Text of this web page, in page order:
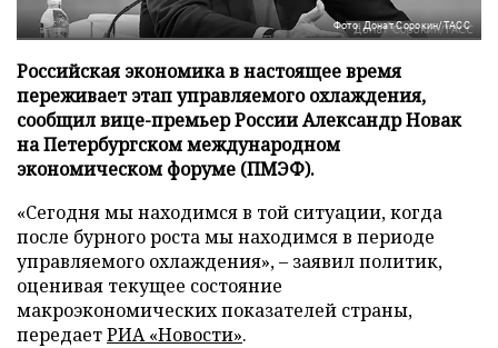
Фото: Донат Сорокин/ТАСС
Российская экономика в настоящее время
переживает этап управляемого охлаждения,
сообщил вице-премьер России Александр Новак
на Петербургском международном
экономическом форуме (ПМЭФ).
«Сегодня мы находимся в той ситуации, когда
после бурного роста мы находимся в периоде
управляемого охлаждения», – заявил политик,
оценивая текущее состояние
макроэкономических показателей страны,
передаетРИА «Новости».